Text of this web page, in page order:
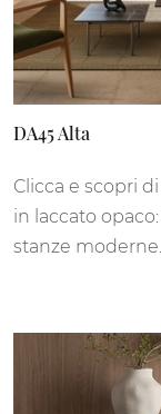
DA45 Alta
Clicca e scopri
in laccato
stanze moderne.